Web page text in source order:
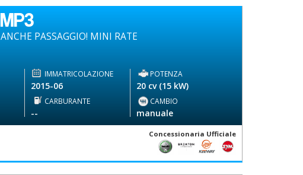
PASSAGGIO! MINI RATE
IMMATRICOLAZIONE
2015-06
POTENZA
20 cv (15 kW)
CARBURANTE
--
CAMBIO
manuale
Concessionaria Ufficiale